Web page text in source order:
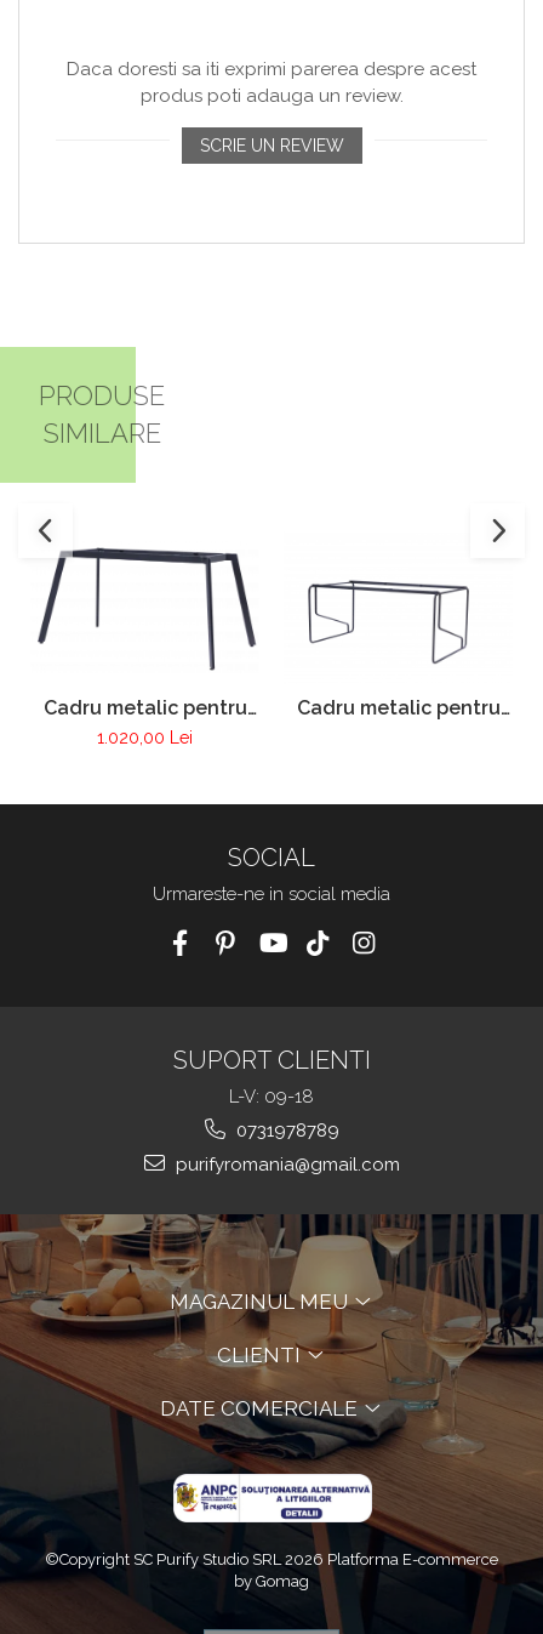
Daca doresti sa iti exprimi parerea despre acest
produs poti adauga un review.
SCRIE UN REVIEW
PRODUSE
SIMILARE
Cadru metalic pentru
birou / Masa consiliu
PRAVNI
1.020,00 Lei
Cadru metalic pentru
SOCIAL
Urmareste-ne in social media
SUPORT CLIENTI
L-V: 09-18
0731978789
purifyromania@gmail.com
MAGAZINUL MEU
CLIENTI
DATE COMERCIALE
©Copyright SC Purify Studio SRL 2026 Platforma E-commerce
by Gomag